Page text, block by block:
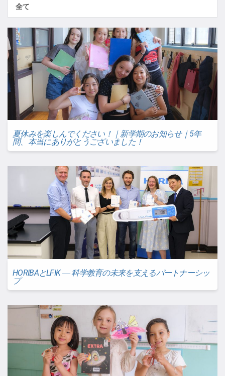
全て
夏休みを楽しんでください！｜新学期のお知らせ｜5年
間、本当にありがとうございました！
HORIBAとLFIK ― 科学教育の未来を支えるパートナーシッ
プ